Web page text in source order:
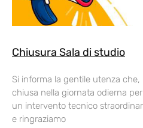
Chiusura Sala di studio
Si informa la gentile utenza che,
chiusa nella giornata odierna
un intervento tecnico
e ringraziamo